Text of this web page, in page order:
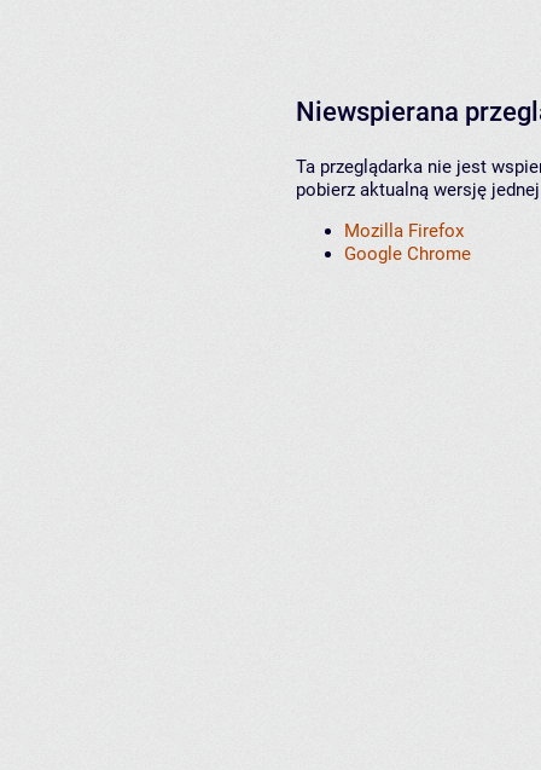
Niewspierana
Ta przeglądarka nie jest
pobierz aktualną wersję
Mozilla Firefox
Google Chrome